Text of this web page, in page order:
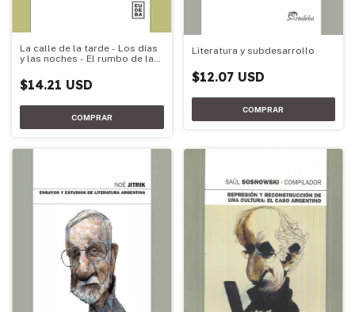
La calle de la tarde - Los días
y las noches - El rumbo de la
$14.21 USD
Literatura y subdesarrollo
$12.07 USD